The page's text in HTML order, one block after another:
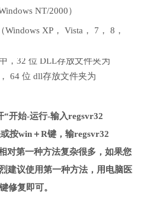
NT/2000）
Windows XP， Vista， 7， 8，
，32 位 DLL存放文件夹为
64 位 dll存放文件夹为
开始-运行-输入regsvr32
按win＋R键，输regsvr32
对第一种方法复杂很多，如果您
建议使用第一种方法，用电脑医
修复即可。